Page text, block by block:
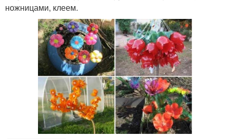
ножницами, клеем.